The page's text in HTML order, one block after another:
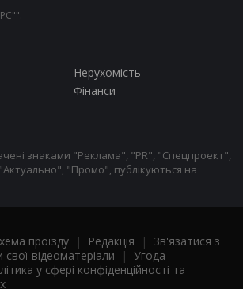
Нерухомість
Фінанси
знаками "Реклама", "PR", "Спецпроект",
"Промо", публікуються на
проїзду | Редакція | Зв'язатися з
свої відеоматеріали | Угода
у сфері конфіденційності та